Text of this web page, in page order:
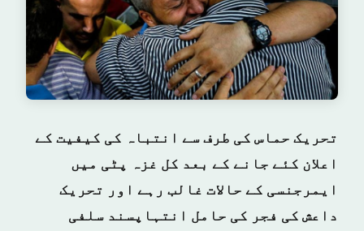
تحریک حماس کی طرف سے انتباہ کی کیفیت کے
اعلان کئے جانے کے بعد کل غزہ پٹی میں
ایمرجنسی کے حالات غالب رہے اور تحریک
داعش کی فجر کی حامل انتہاپسند سلفی